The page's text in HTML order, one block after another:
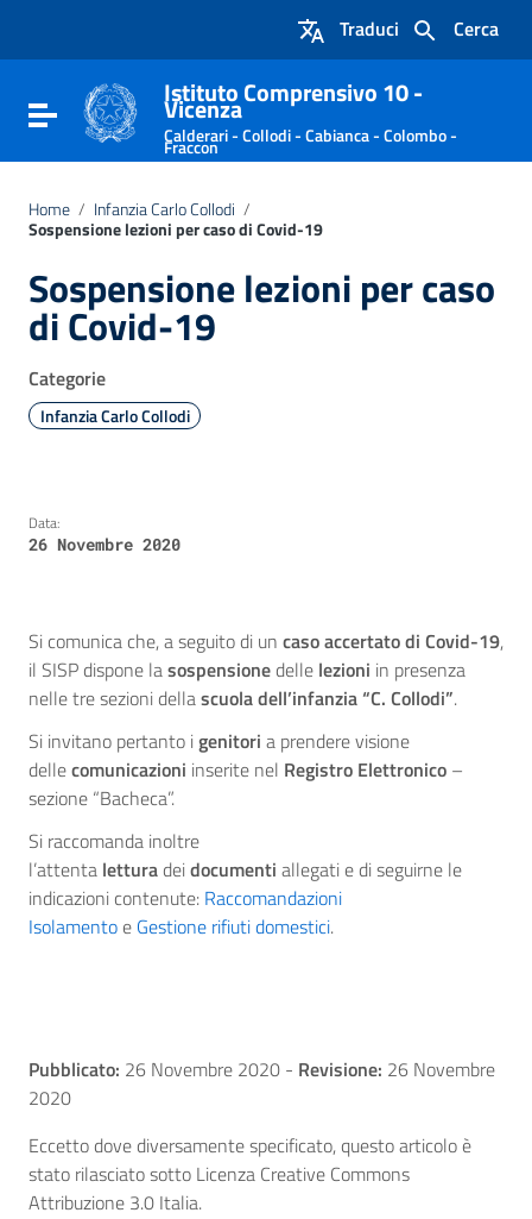
Vai al footer
Cerca
Traduci
Attiva / disattiva la navigazione
Istituto Comprensivo 10 -
Vicenza
Calderari - Collodi - Cabianca - Colombo -
Fraccon
Home / Infanzia Carlo Collodi /
Sospensione lezioni per caso di Covid-19
Sospensione lezioni per caso
di Covid-19
Categorie
Infanzia Carlo Collodi
Data:
26 Novembre 2020
Si comunica che, a seguito di un caso accertato di Covid-19,
il SISP dispone lasospensionedelle lezioni in presenza
nelle tre sezioni dellascuola dell’infanzia “C. Collodi”.
Si invitano pertanto igenitori a prendere visione
dellecomunicazioni inserite nel Registro Elettronico –
sezione “Bacheca”.
Si raccomanda inoltre
l’attenta letturadeidocumenti allegati e di seguirne le
indicazioni contenute: Raccomandazioni
Isolamentoe Gestione rifiuti domestici.
Pubblicato: 26 Novembre 2020 - Revisione: 26 Novembre
2020
Eccetto dove diversamente specificato, questo articolo è
stato rilasciato sotto Licenza Creative Commons
Attribuzione 3.0 Italia.